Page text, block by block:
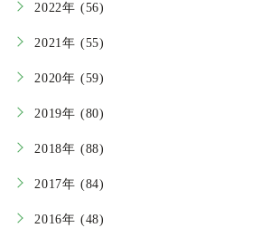
2022年 (56)
2021年 (55)
2020年 (59)
2019年 (80)
2018年 (88)
2017年 (84)
2016年 (48)